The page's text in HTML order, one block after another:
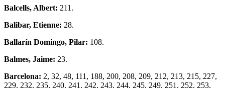
Balcells, Albert: 211.
Balibar, Etienne: 28.
Ballarín Domingo, Pilar: 108.
Balmes, Jaime: 23.
Barcelona: 2, 32, 48, 111, 188, 200, 208, 209, 212, 213, 215, 227,
229, 232, 235, 240, 241, 242, 243, 244, 245, 249, 251, 252, 253,